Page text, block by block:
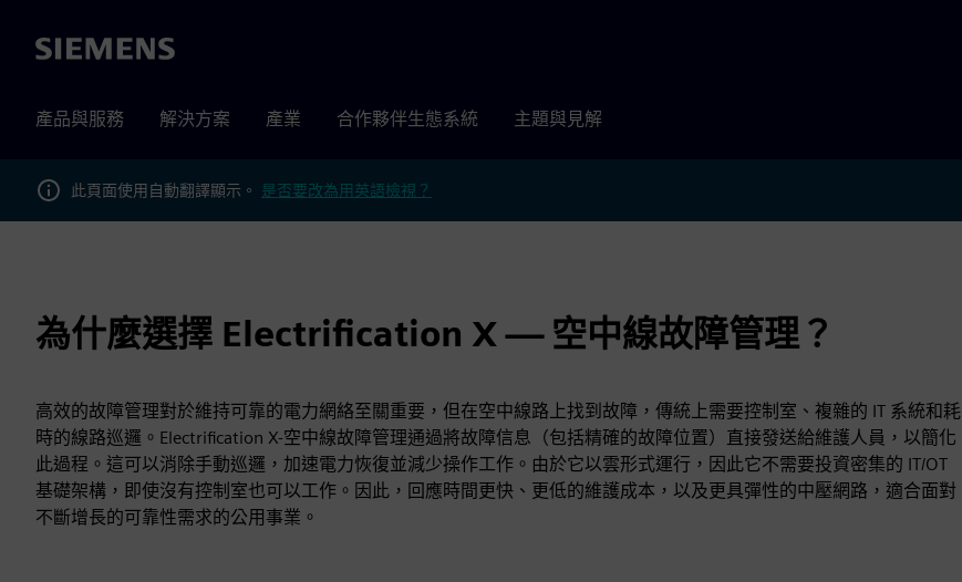
Siemens
產品與服務 解決方案 產業 合作夥伴生態系統 主題與見解
此頁面使用自動翻譯顯示。 是否要改為用英語檢視？
為什麼選擇 Electrification X — 空中線故障管理？
高效的故障管理對於維持可靠的電力網絡至關重要，但在空中線路上找到故障，傳統上需要控制室、複雜的 IT 系統和耗
時的線路巡邏。Electrification X-空中線故障管理通過將故障信息（包括精確的故障位置）直接發送給維護人員，以簡化
此過程。這可以消除手動巡邏，加速電力恢復並減少操作工作。由於它以雲形式運行，因此它不需要投資密集的 IT/OT
基礎架構，即使沒有控制室也可以工作。因此，回應時間更快、更低的維護成本，以及更具彈性的中壓網路，適合面對
不斷增長的可靠性需求的公用事業。